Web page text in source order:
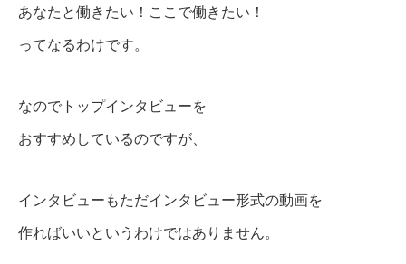
あなたと働きたい！ここで働きたい！
ってなるわけです。
なのでトップインタビューを
おすすめしているのですが、
インタビューもただインタビュー形式の動画を
作ればいいというわけではありません。